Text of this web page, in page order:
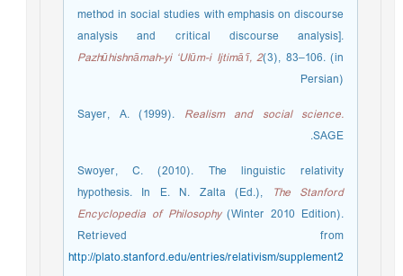
method in social studies with emphasis on discourse
analysis and critical discourse analysis].
Pazhūhishnāmah-yi ‘Ulūm-i Ijtimā‘ī, 2(3), 83–106. (in
Persian)
Sayer, A. (1999).Realism and social science.
SAGE.
Swoyer, C. (2010). The linguistic relativity
hypothesis. In E. N. Zalta (Ed.),The Stanford
Encyclopedia of Philosophy (Winter 2010 Edition).
Retrieved from
http://plato.stanford.edu/entries/relativism/supplement2